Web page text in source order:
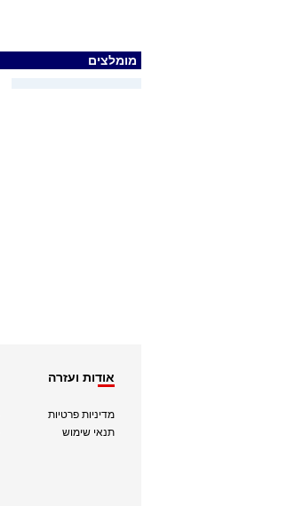
מומלצים
אודות ועזרה
מדיניות פרטיות
תנאי שימוש